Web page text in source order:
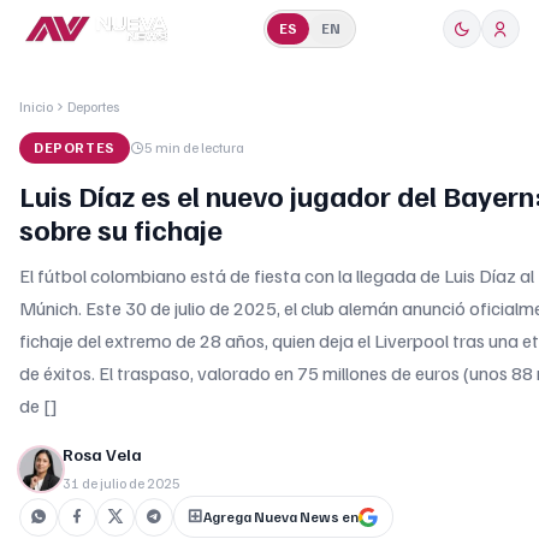
ES EN
Inicio Deportes
DEPORTES 5 min de lectura
Luis Díaz es el nuevo jugador del
sobre su fichaje
El fútbol colombiano está de fiesta con la llegada de Luis Díaz al
Múnich. Este 30 de julio de 2025, el club alemán anunció
fichaje del extremo de 28 años, quien deja el Liverpool tras una
de éxitos. El traspaso, valorado en 75 millones de euros (unos 88
de []
Rosa Vela
31 de julio de 2025
Agrega Nueva News en